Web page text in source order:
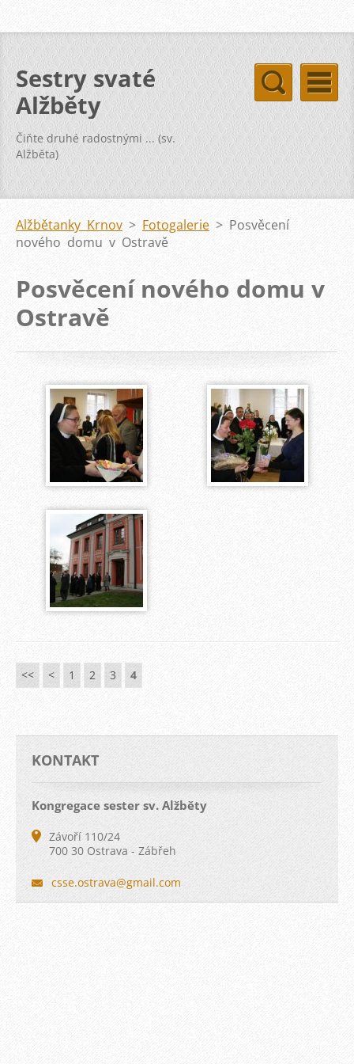
Sestry svaté
Alžběty
Čiňte druhé radostnými ... (sv.
Alžběta)
Alžbětanky Krnov > Fotogalerie > Posvěcení
nového domu v Ostravě
Posvěcení nového domu v
Ostravě
<< < 1 2 3 4
KONTAKT
Kongregace sester sv. Alžběty
Závoří 110/24
700 30 Ostrava - Zábřeh
csse.ostrava@gmail.com